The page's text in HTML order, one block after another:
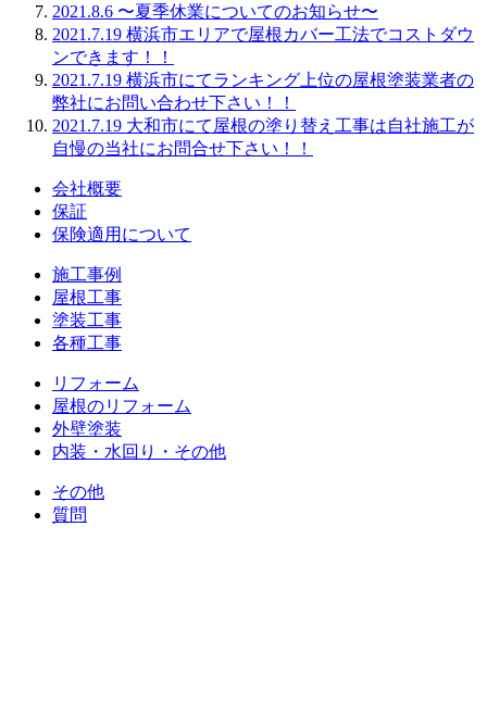
2021.8.6 〜夏季休業についてのお知らせ〜
2021.7.19 横浜市エリアで屋根カバー工法でコストダウ
ンできます！！
2021.7.19 横浜市にてランキング上位の屋根塗装業者の
弊社にお問い合わせ下さい！！
2021.7.19 大和市にて屋根の塗り替え工事は自社施工が
自慢の当社にお問合せ下さい！！
会社概要
保証
保険適用について
施工事例
屋根工事
塗装工事
各種工事
リフォーム
屋根のリフォーム
外壁塗装
内装・水回り・その他
その他
質問